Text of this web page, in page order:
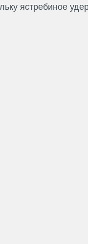
ястребиное